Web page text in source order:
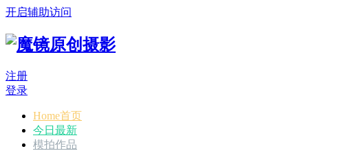
开启辅助访问
注册
登录
Home首页
今日最新
模拍作品